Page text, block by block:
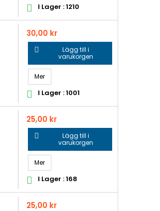
 I Lager : 1210
Pris
30,00 kr

Lägg till i
varukorgen
Mer
 I Lager : 1001
Pris
25,00 kr

Lägg till i
varukorgen
Mer
 I Lager : 168
Pris
25,00 kr